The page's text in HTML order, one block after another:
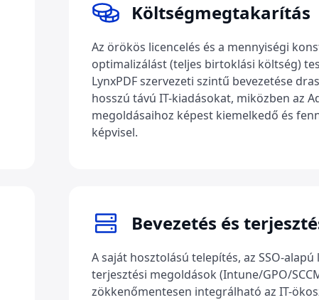
Költségmegtakarítás
Az örökös licencelés és a mennyiségi
optimalizálást (teljes birtoklási költség)
LynxPDF szervezeti szintű bevezetése
hosszú távú IT-kiadásokat, miközben az
megoldásaihoz képest kiemelkedő és
képvisel.
Bevezetés és
A saját hosztolású telepítés, az SSO-alapú
terjesztési megoldások (Intune/GPO/
zökkenőmentesen integrálható az IT-